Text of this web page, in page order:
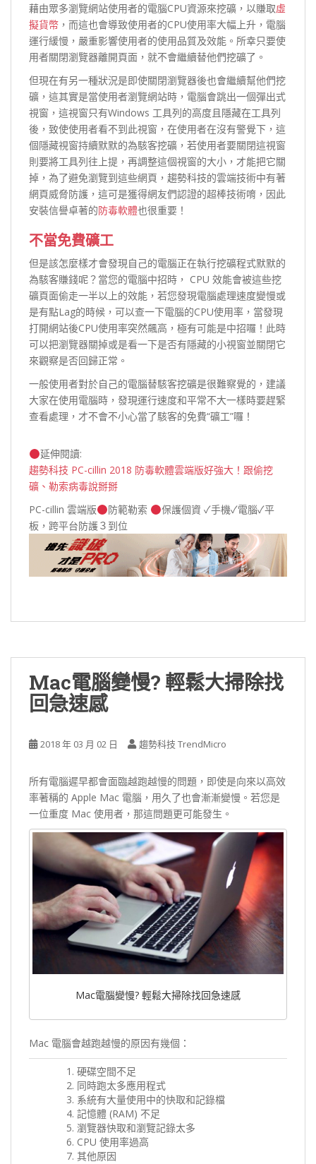
藉由眾多瀏覽網站使用者的電腦CPU資源來挖礦，以賺取虛
擬貨幣 ，而這也會導致使用者的CPU使用率大幅上升，電腦
運行緩慢，嚴重影響使用者的使用品質及效能。所幸只要使
用者關閉瀏覽器離開頁面，就不會繼續替他們挖礦了。
但現在有另一種狀況是即使關閉瀏覽器後也會繼續幫他們挖
礦，這其實是當使用者瀏覽網站時，電腦會跳出一個彈出式
視窗，這視窗只有Windows 工具列的高度且隱藏在工具列
後，致使使用者看不到此視窗，在使用者在沒有警覺下，這
個隱藏視窗持續默默的為駭客挖礦，若使用者要關閉這視窗
則要將工具列往上提，再調整這個視窗的大小，才能把它關
掉，為了避免瀏覽到這些網頁，趨勢科技的雲端技術中有著
網頁威脅防護，這可是獲得網友們認證的超棒技術唷，因此
安裝信譽卓著的防毒軟體也很重要！
不當免費礦工
但是該怎麼樣才會發現自己的電腦正在執行挖礦程式默默的
為駭客賺錢呢？當您的電腦中招時， CPU 效能會被這些挖
礦頁面偷走一半以上的效能，若您發現電腦處理速度變慢或
是有點Lag的時候，可以查一下電腦的CPU使用率，當發現
打開網站後CPU使用率突然飆高，極有可能是中招囉！此時
可以把瀏覽器關掉或是看一下是否有隱藏的小視窗並關閉它
來觀察是否回歸正常。
一般使用者對於自己的電腦替駭客挖礦是很難察覺的，建議
大家在使用電腦時，發現運行速度和平常不大一樣時要趕緊
查看處理，才不會不小心當了駭客的免費“礦工”囉！
延伸閱讀:
趨勢科技 PC-cillin 2018 防毒軟體雲端版好強大！跟偷挖
礦、勒索病毒說掰掰
PC-cillin 雲端版
防範勒索
保護個資 ✓手機✓電腦✓平
板，跨平台防護３到位
Mac電腦變慢? 輕鬆大掃除找
回急速感
2018 年 03 月 02 日 趨勢科技 TrendMicro
所有電腦遲早都會面臨越跑越慢的問題，即使是向來以高效
率著稱的 Apple Mac 電腦，用久了也會漸漸變慢。若您是
一位重度 Mac 使用者，那這問題更可能發生。
Mac電腦變慢? 輕鬆大掃除找回急速感
Mac 電腦會越跑越慢的原因有幾個：
硬碟空間不足
同時跑太多應用程式
系統有大量使用中的快取和記錄檔
記憶體 (RAM) 不足
瀏覽器快取和瀏覽記錄太多
CPU 使用率過高
其他原因